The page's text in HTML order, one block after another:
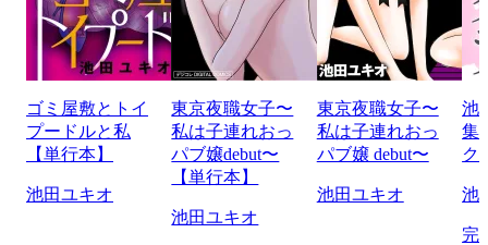
ゴミ屋敷とトイ
プードルと私
【単行本】
池田ユキオ
東京夜職女子〜
私は子連れおっ
パブ嬢debut〜
【単行本】
池田ユキオ
東京夜職女子〜
私は子連れおっ
パブ嬢 debut〜
池田ユキオ
池
集
ク
池
完